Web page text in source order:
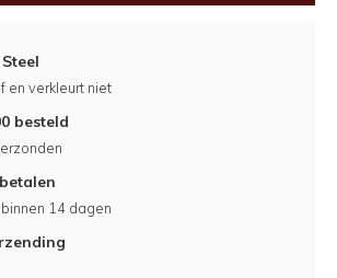
en verkleurt niet
besteld
14 dagen